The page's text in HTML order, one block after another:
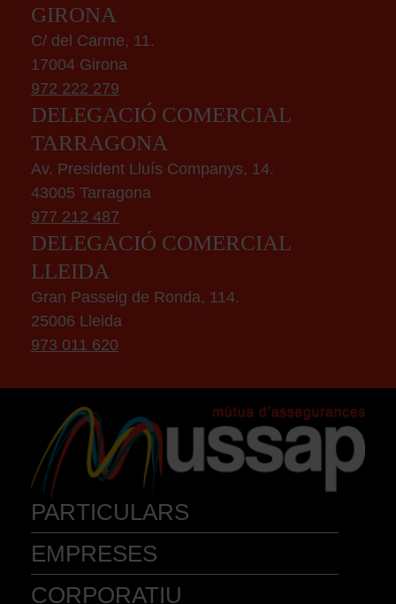
GIRONA
C/ del Carme, 11.
17004 Girona
972 222 279
DELEGACIÓ COMERCIAL
TARRAGONA
Av. President Lluís Companys, 14.
43005 Tarragona
977 212 487
DELEGACIÓ COMERCIAL
LLEIDA
Gran Passeig de Ronda, 114.
25006 Lleida
973 011 620
PARTICULARS
AUTOMÒBILS
VEHIC. MOB. PERSONAL
EMBARCACIONS
ACCIDENTS
MASCOTA
CAÇA
EMPRESES
COMERÇ
CORPORATIU